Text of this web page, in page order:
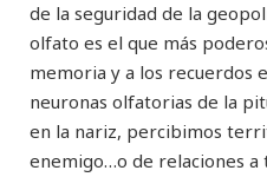
de la seguridad de la
olfato es el que más
memoria y a los recuerdos
neuronas olfatorias de la
en la nariz, percibimos
enemigo…o de relaciones a